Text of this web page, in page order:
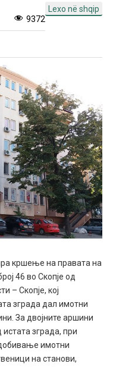
Lexo në shqip
9372
кршење на правата на
46 во Скопје од
– Скопје, кој
зграда дал имотни
За двојните аршини
истата зграда, при
имотни
на станови,